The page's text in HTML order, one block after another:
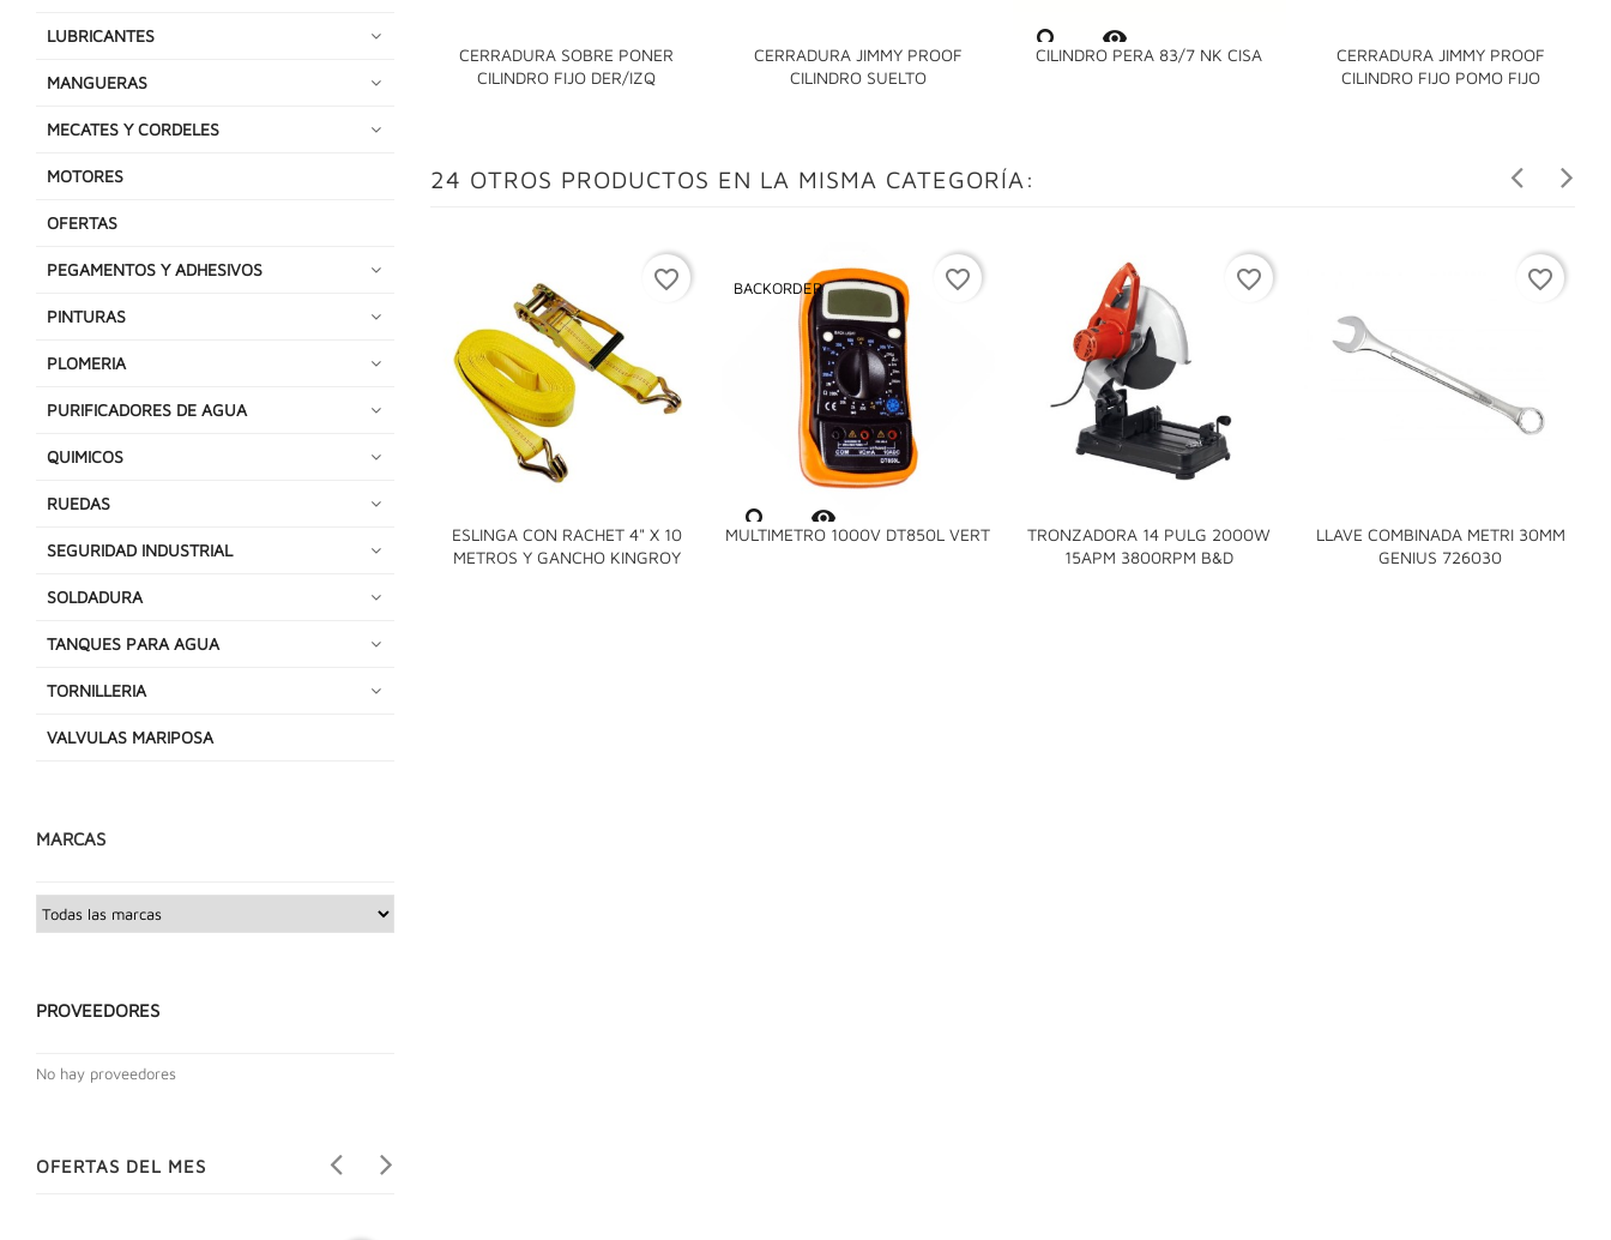
LUBRICANTES
MANGUERAS
MECATES Y CORDELES
MOTORES
OFERTAS
PEGAMENTOS Y ADHESIVOS
PINTURAS
PLOMERIA
PURIFICADORES DE AGUA
QUIMICOS
RUEDAS
SEGURIDAD INDUSTRIAL
SOLDADURA
TANQUES PARA AGUA
TORNILLERIA
VALVULAS MARIPOSA
MARCAS
PROVEEDORES
No hay proveedores
OFERTAS DEL MES
CERRADURA SOBRE PONER
CILINDRO FIJO DER/IZQ

CERRADURA JIMMY PROOF
CILINDRO SUELTO
 CILINDRO PERA 83/7 NK CISA

CERRADURA JIMMY PROOF
CILINDRO FIJO POMO FIJO

24 OTROS PRODUCTOS EN LA MISMA CATEGORÍA:
ESLINGA CON RACHET 4" X 10
METROS Y GANCHO KINGROY

favorite_border
MULTIMETRO 1000V DT850L VERT
BACKORDER

favorite_border
TRONZADORA 14 PULG 2000W
15APM 3800RPM B&D

favorite_border
LLAVE COMBINADA METRI 30MM
GENIUS 726030

favorite_border